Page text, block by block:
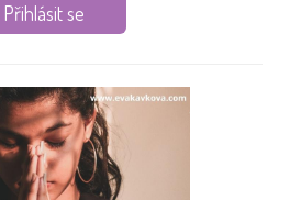
Přihlásit se